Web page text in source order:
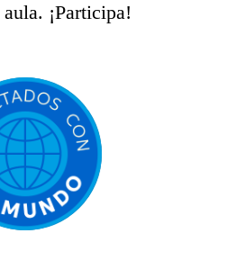
¡Participa!